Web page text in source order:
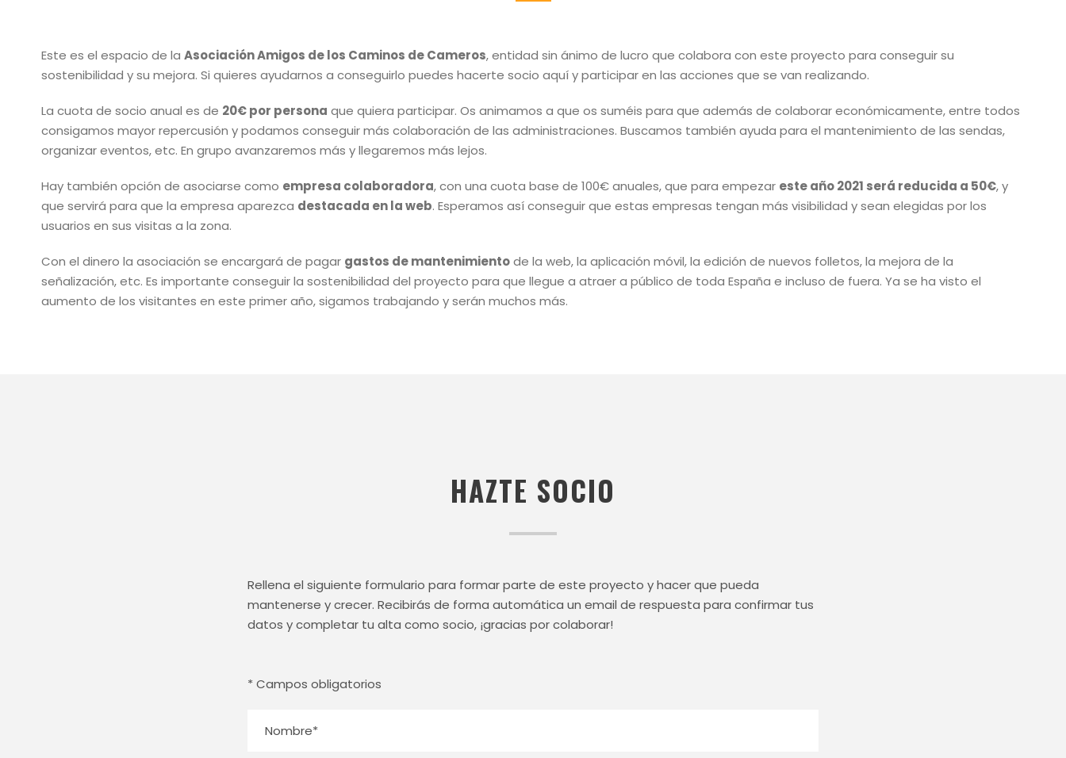
Este es el espacio de la Asociación Amigos de los Caminos de Cameros, entidad sin ánimo de lucro que colabora con este proyecto para conseguir su
sostenibilidad y su mejora. Si quieres ayudarnos a conseguirlo puedes hacerte socio aquí y participar en las acciones que se van realizando.
La cuota de socio anual es de 20€ por persona que quiera participar. Os animamos a que os suméis para que además de colaborar económicamente, entre todos
consigamos mayor repercusión y podamos conseguir más colaboración de las administraciones. Buscamos también ayuda para el mantenimiento de las sendas,
organizar eventos, etc. En grupo avanzaremos más y llegaremos más lejos.
Hay también opción de asociarse como empresa colaboradora, con una cuota base de 100€ anuales, que para empezar este año 2021 será reducida a 50€, y
que servirá para que la empresa aparezca destacada en la web. Esperamos así conseguir que estas empresas tengan más visibilidad y sean elegidas por los
usuarios en sus visitas a la zona.
Con el dinero la asociación se encargará de pagar gastos de mantenimientode la web, la aplicación móvil, la edición de nuevos folletos, la mejora de la
señalización, etc. Es importante conseguir la sostenibilidad del proyecto para que llegue a atraer a público de toda España e incluso de fuera. Ya se ha visto el
aumento de los visitantes en este primer año, sigamos trabajando y serán muchos más.
HAZTE SOCIO
Rellena el siguiente formulario para formar parte de este proyecto y hacer que pueda
mantenerse y crecer. Recibirás de forma automática un email de respuesta para confirmar tus
datos y completar tu alta como socio, ¡gracias por colaborar!
* Campos obligatorios